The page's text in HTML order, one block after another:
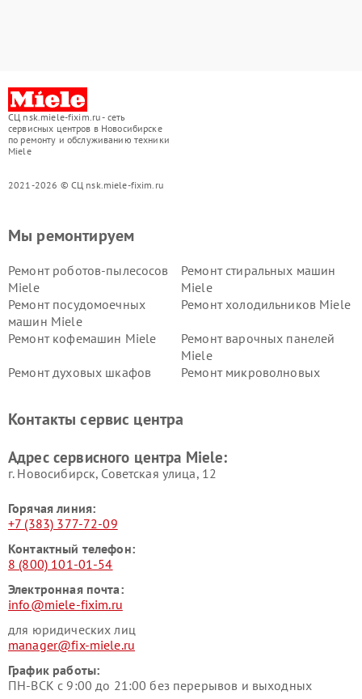
СЦ nsk.miele-fixim.ru - сеть
сервисных центров в Новосибирске
по ремонту и обслуживанию техники
Miele
2021-2026 © СЦ nsk.miele-fixim.ru
Мы ремонтируем
Ремонт роботов-пылесосов
Miele
Ремонт стиральных машин
Miele
Ремонт посудомоечных
машин Miele
Ремонт холодильников Miele
Ремонт кофемашин Miele
Ремонт варочных панелей
Miele
Ремонт духовых шкафов
Ремонт микроволновых
Miele
Miele
пылесосов Miele
Контакты сервис центра
Адрес сервисного центра Miele:
г. Новосибирск, Советская улица, 12
Горячая линия:
+7 (383) 377-72-09
Контактный телефон:
8 (800) 101-01-54
Электронная почта:
info@miele-fixim.ru
для юридических лиц
manager@fix-miele.ru
График работы:
ПН-ВСК с 9:00 до 21:00 без перерывов и выходных